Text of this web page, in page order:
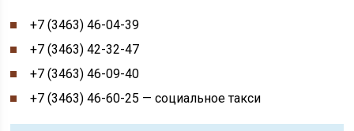
+7 (3463) 46-04-39
+7 (3463) 42-32-47
+7 (3463) 46-09-40
+7 (3463) 46-60-25 — социальное такси